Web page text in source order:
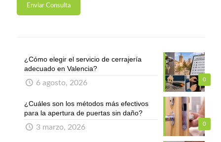
0
¿Cómo elegir el servicio de cerrajería
adecuado en Valencia?
6 agosto, 2026
0
¿Cuáles son los métodos más efectivos
para la apertura de puertas sin daño?
3 marzo, 2026